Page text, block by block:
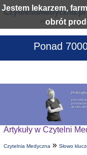
Jestem lekarzem,
obrót
Ponad
Artykuły w Czytelni
Czytelnia Medyczna» Słowo